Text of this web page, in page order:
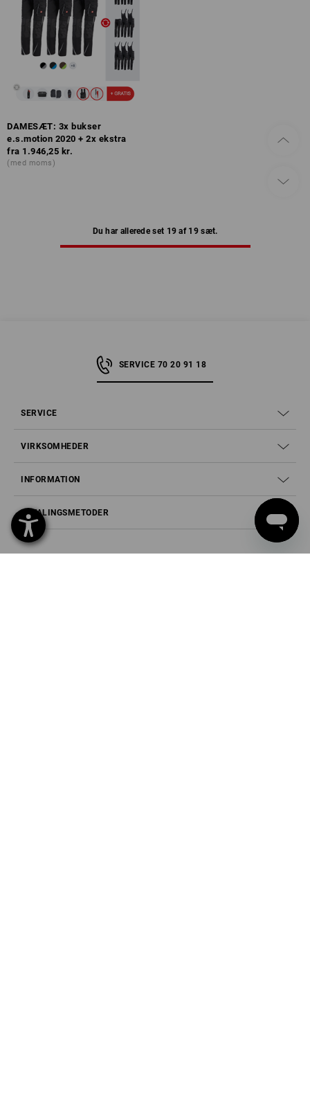
DAMESÆT: 3x bukser
e.s.motion 2020 + 2x ekstra
fra 1.946,25 kr.
(med moms)
Du har allerede set 19 af 19 sæt.
SERVICE 70 20 91 18
SERVICE
VIRKSOMHEDER
INFORMATION
BETALINGSMETODER